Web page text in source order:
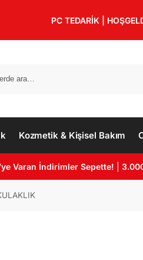
PC TEDARİK |
Kozmetik & Kişisel Bakım
Varan İndirimler Sepette! |